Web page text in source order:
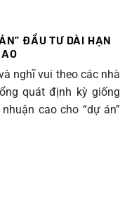
ĐẦU TƯ DÀI HẠN
nghĩ vui theo các nhà
quát định kỳ giống
cao cho “dự án”